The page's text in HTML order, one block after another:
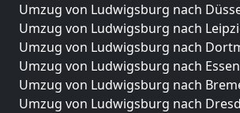
Umzug von Ludwigsburg nach
Umzug von Ludwigsburg nach
Umzug von Ludwigsburg nach
Umzug von Ludwigsburg nach Essen
Umzug von Ludwigsburg nach
Umzug von Ludwigsburg nach